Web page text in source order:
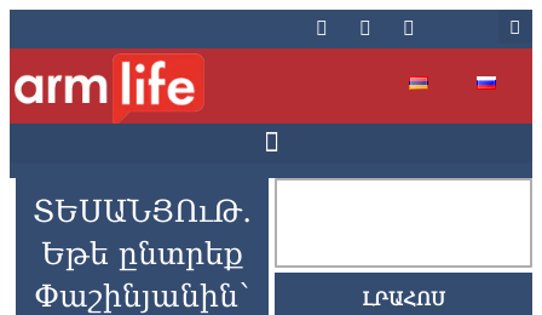
ՏԵՍԱՆՅՈւԹ․
Եթե ընտրեք
Փաշինյանին՝
ԼՐԱՀՈՍ